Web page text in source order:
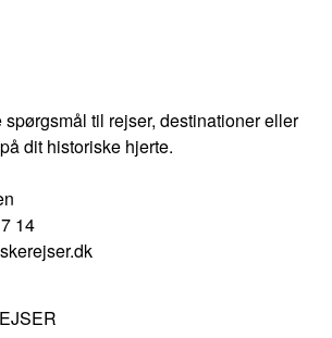
til rejser, destinationer eller
dit historiske hjerte.
14